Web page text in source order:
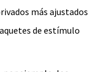
más ajustados
de estímulo